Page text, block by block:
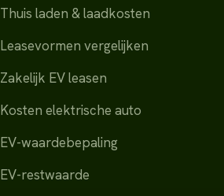
Thuis laden & laadkosten
Leasevormen vergelijken
Zakelijk EV leasen
Kosten elektrische auto
EV-waardebepaling
EV-restwaarde